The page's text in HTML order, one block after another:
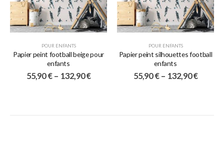
POUR ENFANTS
Papier peint football beige pour
enfants
55,90€ – 132,90€
POUR ENFANTS
Papier peint silhouettes football
enfants
55,90€ – 132,90€